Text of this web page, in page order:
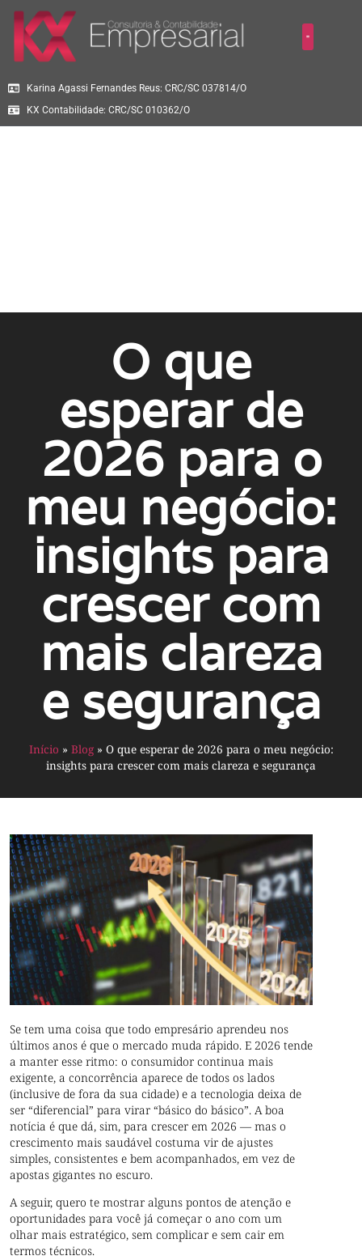
Karina Agassi Fernandes Reus: CRC/SC 037814/O
KX Contabilidade: CRC/SC 010362/O
O que
esperar de
2026 para o
meu negócio:
insights para
crescer com
mais clareza
e segurança
Início » Blog» O que esperar de 2026 para o meu negócio:
insights para crescer com mais clareza e segurança
Se tem uma coisa que todo empresário aprendeu nos
últimos anos é que o mercado muda rápido. E 2026 tende
a manter esse ritmo: o consumidor continua mais
exigente, a concorrência aparece de todos os lados
(inclusive de fora da sua cidade) e a tecnologia deixa de
ser “diferencial” para virar “básico do básico”. A boa
notícia é que dá, sim, para crescer em 2026 — mas o
crescimento mais saudável costuma vir de ajustes
simples, consistentes e bem acompanhados, em vez de
apostas gigantes no escuro.
A seguir, quero te mostrar alguns pontos de atenção e
oportunidades para você já começar o ano com um
olhar mais estratégico, sem complicar e sem cair em
termos técnicos.